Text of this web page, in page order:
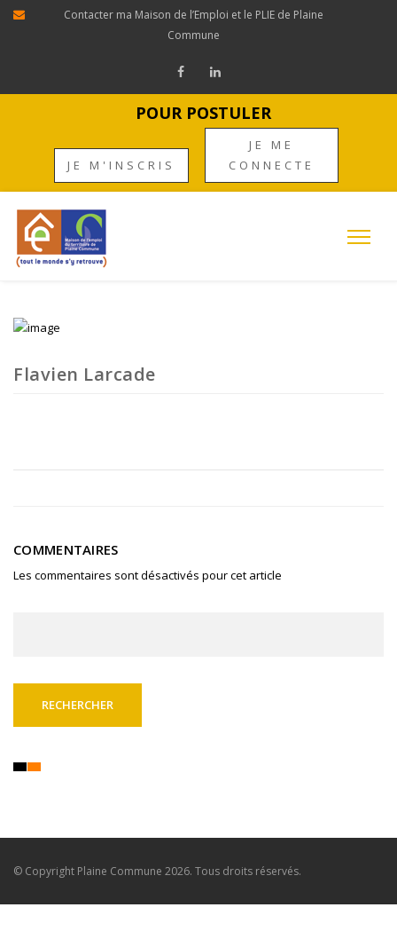
Contacter ma Maison de l’Emploi et le PLIE de Plaine
Commune
POUR POSTULER
JE M'INSCRIS
JE ME
CONNECTE
Flavien Larcade
COMMENTAIRES
Les commentaires sont désactivés pour cet article
© Copyright Plaine Commune 2026. Tous droits réservés.